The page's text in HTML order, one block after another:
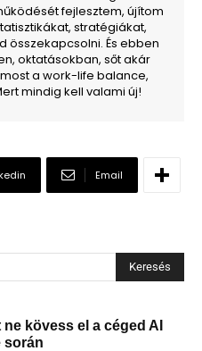
fejlesztem, újítom
stratégiákat,
összekapcsolni. És ebben
oktatásokban, sőt akár
a work-life balance,
mindig kell valami új!
Email
Keresés
kövess el a céged AI
során